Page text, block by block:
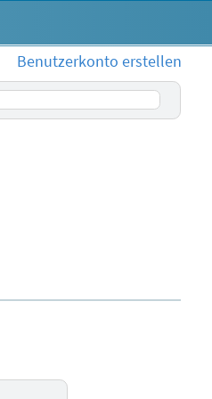
Benutzerkonto erstellen